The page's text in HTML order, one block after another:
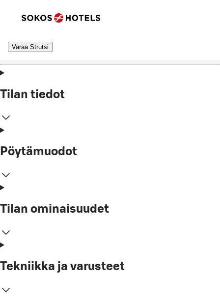
Varaa Strutsi
Tilan tiedot
Pöytämuodot
Tilan ominaisuudet
Tekniikka ja varusteet